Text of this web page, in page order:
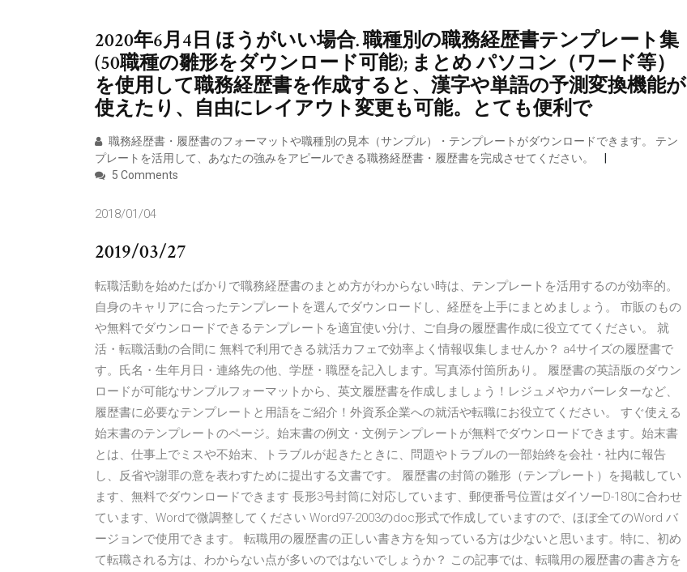
2020年6月4日 ほうがいい場合. 職種別の職務経歴書テンプレート集
(50職種の雛形をダウンロード可能); まとめ パソコン（ワード等）
を使用して職務経歴書を作成すると、漢字や単語の予測変換機能が
使えたり、自由にレイアウト変更も可能。とても便利で
職務経歴書・履歴書のフォーマットや職種別の見本（サンプル）・テンプレートがダウンロードできます。 テン
プレートを活用して、あなたの強みをアピールできる職務経歴書・履歴書を完成させてください。
5 Comments
2018/01/04
2019/03/27
転職活動を始めたばかりで職務経歴書のまとめ方がわからない時は、テンプレートを活用するのが効率的。
自身のキャリアに合ったテンプレートを選んでダウンロードし、経歴を上手にまとめましょう。 市販のもの
や無料でダウンロードできるテンプレートを適宜使い分け、ご自身の履歴書作成に役立ててください。 就
活・転職活動の合間に 無料で利用できる就活カフェで効率よく情報収集しませんか？ a4サイズの履歴書で
す。氏名・生年月日・連絡先の他、学歴・職歴を記入します。写真添付箇所あり。 履歴書の英語版のダウン
ロードが可能なサンプルフォーマットから、英文履歴書を作成しましょう！レジュメやカバーレターなど、
履歴書に必要なテンプレートと用語をご紹介！外資系企業への就活や転職にお役立てください。 すぐ使える
始末書のテンプレートのページ。始末書の例文・文例テンプレートが無料でダウンロードできます。始末書
とは、仕事上でミスや不始末、トラブルが起きたときに、問題やトラブルの一部始終を会社・社内に報告
し、反省や謝罪の意を表わすために提出する文書です。 履歴書の封筒の雛形（テンプレート）を掲載してい
ます、無料でダウンロードできます 長形3号封筒に対応しています、郵便番号位置はダイソーD-180に合わせ
ています、Wordで微調整してください Word97-2003のdoc形式で作成していますので、ほぼ全てのWord バ
ージョンで使用できます。 転職用の履歴書の正しい書き方を知っている方は少ないと思います。特に、初め
て転職される方は、わからない点が多いのではないでしょうか？ この記事では、転職用の履歴書の書き方を